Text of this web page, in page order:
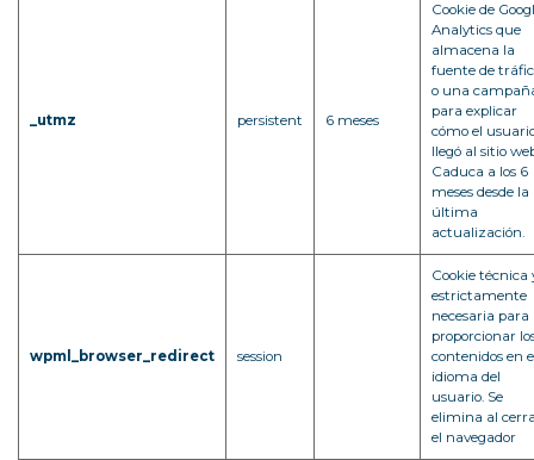
_utmz persistent 6 meses
Cookie de
Analytics que
almacena la
fuente de
o una
para explicar
cómo el
llegó al sitio
Caduca a los 6
meses desde la
última
actualización.
wpml_browser_redirect session
Cookie técnica
estrictamente
necesaria para
proporcionar
contenidos en
idioma del
usuario. Se
elimina al
el navegador